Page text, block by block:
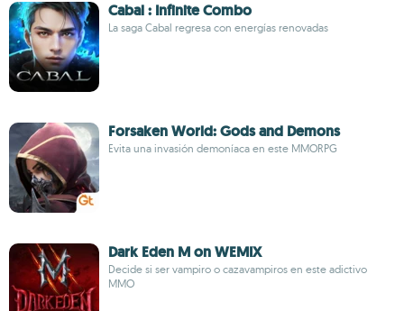
Cabal : Infinite Combo
La saga Cabal regresa con energías renovadas
Forsaken World: Gods and Demons
Evita una invasión demoníaca en este MMORPG
Dark Eden M on WEMIX
Decide si ser vampiro o cazavampiros en este adictivo
MMO